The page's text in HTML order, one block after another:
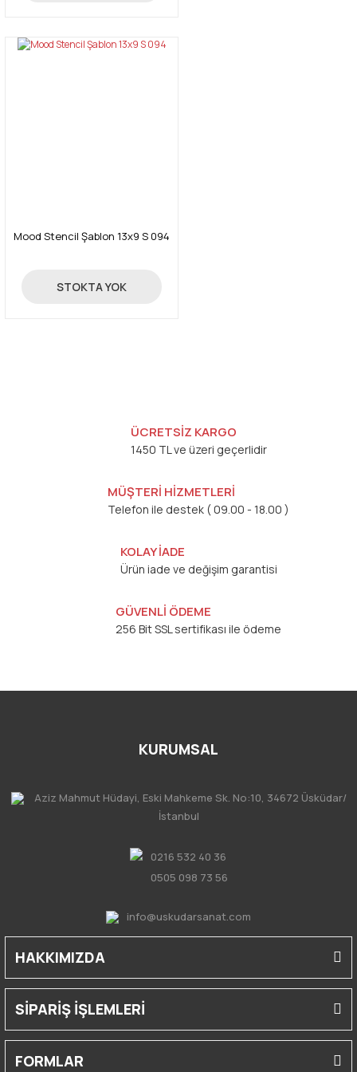
Mood Stencil Şablon 13x9 S 094
3,04 TL
STOKTA YOK
ÜCRETSİZ KARGO
1450 TL ve üzeri geçerlidir
MÜŞTERİ HİZMETLERİ
Telefon ile destek ( 09.00 - 18.00 )
KOLAY İADE
Ürün iade ve değişim garantisi
GÜVENLİ ÖDEME
256 Bit SSL sertifikası ile ödeme
KURUMSAL
Aziz Mahmut Hüdayi, Eski Mahkeme Sk. No:10, 34672 Üsküdar/
İstanbul
0216 532 40 36
0505 098 73 56
info@uskudarsanat.com
HAKKIMIZDA
SİPARİŞ İŞLEMLERİ
FORMLAR